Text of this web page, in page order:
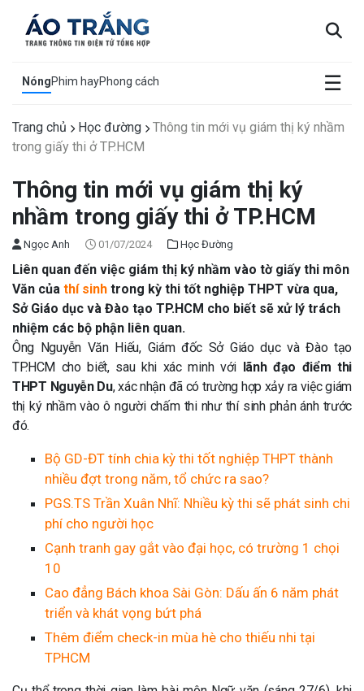
NóngPhim hayPhong cách ☰
×
Trang chủ Học đường
Thông tin mới vụ giám thị ký nhầm
trong giấy thi ở TP.HCM
Thông tin mới vụ giám thị ký
nhầm trong giấy thi ở TP.HCM
Ngọc Anh 01/07/2024 Học Đường
Liên quan đến việc giám thị ký nhầm vào tờ giấy thi môn
Văn của thí sinh trong kỳ thi tốt nghiệp THPT vừa qua,
Sở Giáo dục và Đào tạo TP.HCM cho biết sẽ xử lý trách
nhiệm các bộ phận liên quan.
Ông Nguyễn Văn Hiếu, Giám đốc Sở Giáo dục và Đào tạo
TP.HCM cho biết, sau khi xác minh với lãnh đạo điểm thi
THPT Nguyễn Du, xác nhận đã có trường hợp xảy ra việc giám
thị ký nhầm vào ô người chấm thi như thí sinh phản ánh trước
đó.
Bộ GD-ĐT tính chia kỳ thi tốt nghiệp THPT thành
nhiều đợt trong năm, tổ chức ra sao?
PGS.TS Trần Xuân Nhĩ: Nhiều kỳ thi sẽ phát sinh chi
phí cho người học
Cạnh tranh gay gắt vào đại học, có trường 1 chọi
10
Cao đẳng Bách khoa Sài Gòn: Dấu ấn 6 năm phát
triển và khát vọng bứt phá
Thêm điểm check-in mùa hè cho thiếu nhi tại
TPHCM